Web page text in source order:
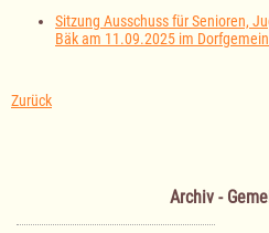
Sitzung Ausschuss für Senioren,
Bäk am 11.09.2025 im
Zurück
Archiv -